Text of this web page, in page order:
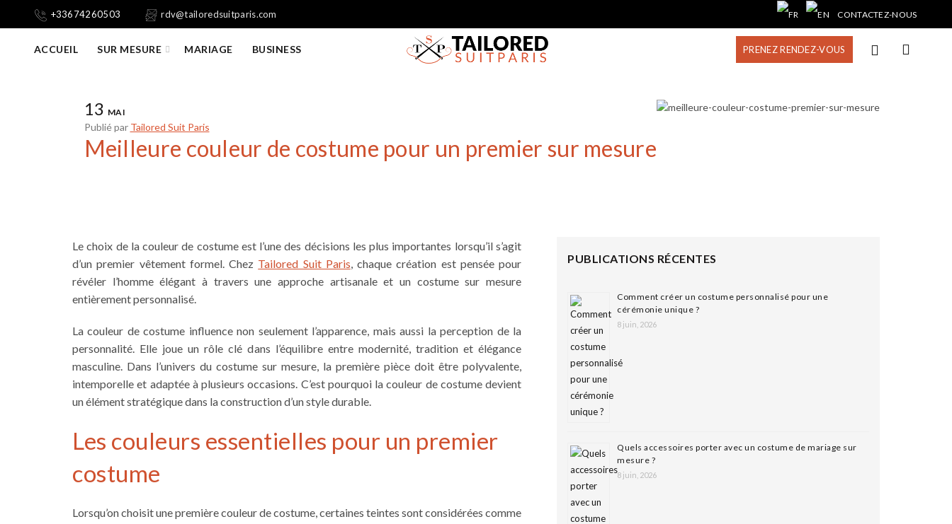
+33674260503 rdv@tailoredsuitparis.com CONTACTEZ-NOUS
ACCUEIL SUR MESURE MARIAGE BUSINESS PRENEZ RENDEZ-VOUS
13 MAI
Meilleure couleur de costume pour un premier sur mesure
Publié par Tailored Suit Paris
Le choix de la couleur de costume est l’une des décisions les plus importantes lorsqu’il s’agit
d’un premier vêtement formel. Chez Tailored Suit Paris, chaque création est pensée pour
révéler l’homme élégant à travers une approche artisanale et un costume sur mesure
entièrement personnalisé.
La couleur de costume influence non seulement l’apparence, mais aussi la perception de la
personnalité. Elle joue un rôle clé dans l’équilibre entre modernité, tradition et élégance
masculine. Dans l’univers du costume sur mesure, la première pièce doit être polyvalente,
intemporelle et adaptée à plusieurs occasions. C’est pourquoi la couleur de costume devient
un élément stratégique dans la construction d’un style durable.
Les couleurs essentielles pour un premier
costume
Lorsqu’on choisit une première couleur de costume, certaines teintes sont considérées comme
PUBLICATIONS RÉCENTES
Comment créer un costume personnalisé pour une
cérémonie unique ?
8 juin, 2026
Quels accessoires porter avec un costume de mariage sur
mesure ?
8 juin, 2026